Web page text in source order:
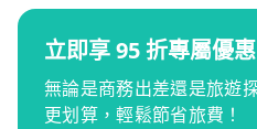
立即享 95 折專屬優惠
無論是商務出差還是旅遊
更划算，輕鬆節省旅費！